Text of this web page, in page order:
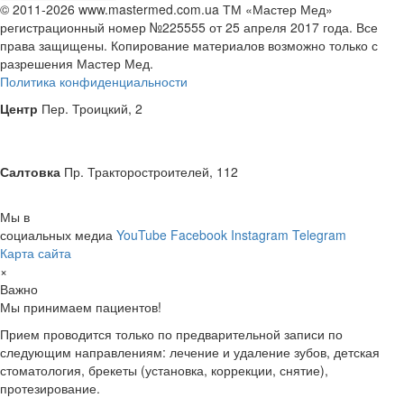
© 2011-2026 www.mastermed.com.ua ТМ «Мастер Мед»
регистрационный номер №225555 от 25 апреля 2017 года. Все
права защищены. Копирование материалов возможно только с
разрешения Мастер Мед.
Политика конфиденциальности
Центр Пер. Троицкий, 2
Салтовка Пр. Тракторостроителей, 112
Мы в
социальных медиа YouTube Facebook Instagram Telegram
Карта сайта
×
Важно
Мы принимаем пациентов!
Прием проводится только по предварительной записи по
следующим направлениям: лечение и удаление зубов, детская
стоматология, брекеты (установка, коррекции, снятие),
протезирование.